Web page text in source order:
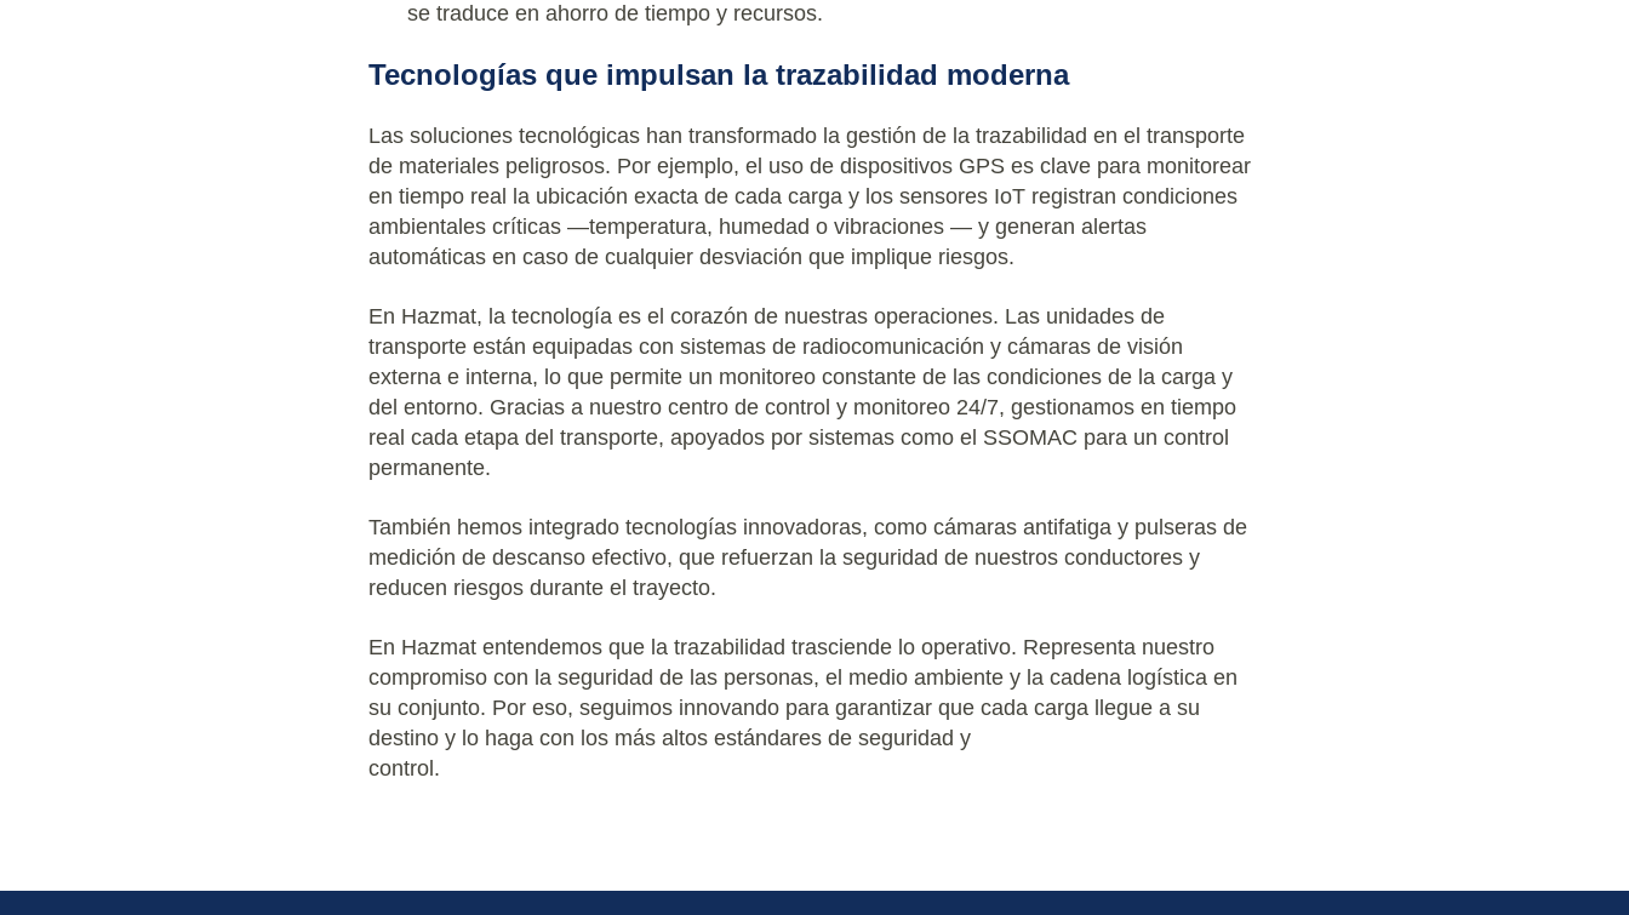
se traduce en ahorro de tiempo y recursos.
Tecnologías que impulsan la trazabilidad moderna
Las soluciones tecnológicas han transformado la gestión de la trazabilidad en el transporte
de materiales peligrosos. Por ejemplo, el uso de dispositivos GPS es clave para monitorear
en tiempo real la ubicación exacta de cada carga y los sensores IoT registran condiciones
ambientales críticas ―temperatura, humedad o vibraciones ― y generan alertas
automáticas en caso de cualquier desviación que implique riesgos.
En Hazmat, la tecnología es el corazón de nuestras operaciones. Las unidades de
transporte están equipadas con sistemas de radiocomunicación y cámaras de visión
externa e interna, lo que permite un monitoreo constante de las condiciones de la carga y
del entorno. Gracias a nuestro centro de control y monitoreo 24/7, gestionamos en tiempo
real cada etapa del transporte, apoyados por sistemas como el SSOMAC para un control
permanente.
También hemos integrado tecnologías innovadoras, como cámaras antifatiga y pulseras de
medición de descanso efectivo, que refuerzan la seguridad de nuestros conductores y
reducen riesgos durante el trayecto.
En Hazmat entendemos que la trazabilidad trasciende lo operativo. Representa nuestro
compromiso con la seguridad de las personas, el medio ambiente y la cadena logística en
su conjunto. Por eso, seguimos innovando para garantizar que cada carga llegue a su
destino y lo haga con los más altos estándares de seguridad y
control.